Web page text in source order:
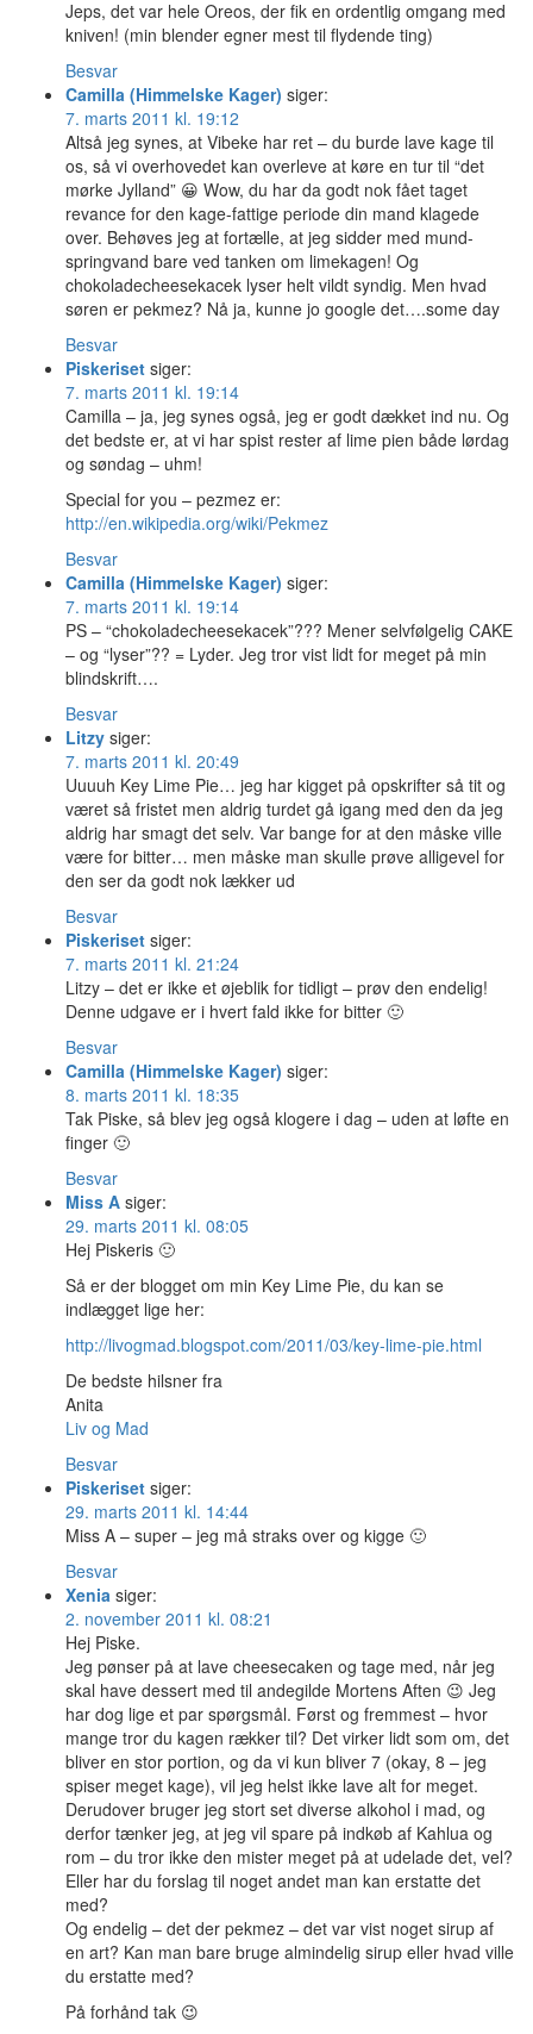
Jeps, det var hele Oreos, der fik en ordentlig omgang med
kniven! (min blender egner mest til flydende ting)
Besvar
Camilla (Himmelske Kager) siger:
7. marts 2011 kl. 19:12
Altså jeg synes, at Vibeke har ret – du burde lave kage til
os, så vi overhovedet kan overleve at køre en tur til “det
mørke Jylland” 😀 Wow, du har da godt nok fået taget
revance for den kage-fattige periode din mand klagede
over. Behøves jeg at fortælle, at jeg sidder med mund-
springvand bare ved tanken om limekagen! Og
chokoladecheesekacek lyser helt vildt syndig. Men hvad
søren er pekmez? Nå ja, kunne jo google det….some day
Besvar
Piskeriset siger:
7. marts 2011 kl. 19:14
Camilla – ja, jeg synes også, jeg er godt dækket ind nu. Og
det bedste er, at vi har spist rester af lime pien både lørdag
og søndag – uhm!
Special for you – pezmez er:
http://en.wikipedia.org/wiki/Pekmez
Besvar
Camilla (Himmelske Kager) siger:
7. marts 2011 kl. 19:14
PS – “chokoladecheesekacek”??? Mener selvfølgelig CAKE
– og “lyser”?? = Lyder. Jeg tror vist lidt for meget på min
blindskrift….
Besvar
Litzy siger:
7. marts 2011 kl. 20:49
Uuuuh Key Lime Pie… jeg har kigget på opskrifter så tit og
været så fristet men aldrig turdet gå igang med den da jeg
aldrig har smagt det selv. Var bange for at den måske ville
være for bitter… men måske man skulle prøve alligevel for
den ser da godt nok lækker ud
Besvar
Piskeriset siger:
7. marts 2011 kl. 21:24
Litzy – det er ikke et øjeblik for tidligt – prøv den endelig!
Denne udgave er i hvert fald ikke for bitter 🙂
Besvar
Camilla (Himmelske Kager) siger:
8. marts 2011 kl. 18:35
Tak Piske, så blev jeg også klogere i dag – uden at løfte en
finger 🙂
Besvar
Miss A siger:
29. marts 2011 kl. 08:05
Hej Piskeris 🙂
Så er der blogget om min Key Lime Pie, du kan se
indlægget lige her:
http://livogmad.blogspot.com/2011/03/key-lime-pie.html
De bedste hilsner fra
Anita
Liv og Mad
Besvar
Piskeriset siger:
29. marts 2011 kl. 14:44
Miss A – super – jeg må straks over og kigge 🙂
Besvar
Xenia siger:
2. november 2011 kl. 08:21
Hej Piske.
Jeg pønser på at lave cheesecaken og tage med, når jeg
skal have dessert med til andegilde Mortens Aften 😉 Jeg
har dog lige et par spørgsmål. Først og fremmest – hvor
mange tror du kagen rækker til? Det virker lidt som om, det
bliver en stor portion, og da vi kun bliver 7 (okay, 8 – jeg
spiser meget kage), vil jeg helst ikke lave alt for meget.
Derudover bruger jeg stort set diverse alkohol i mad, og
derfor tænker jeg, at jeg vil spare på indkøb af Kahlua og
rom – du tror ikke den mister meget på at udelade det, vel?
Eller har du forslag til noget andet man kan erstatte det
med?
Og endelig – det der pekmez – det var vist noget sirup af
en art? Kan man bare bruge almindelig sirup eller hvad ville
du erstatte med?
På forhånd tak 😉